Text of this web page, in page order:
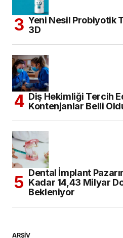
Yeni Nesil Probiyotik
3D
Diş Hekimliği Tercih
Kontenjanlar Belli
Dental İmplant
Kadar 14,43 Milyar
Bekleniyor
ARŞİV